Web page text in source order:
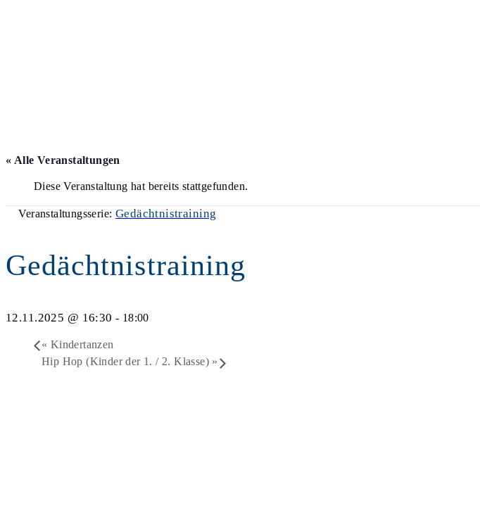
« Alle Veranstaltungen
Diese Veranstaltung hat bereits stattgefunden.
Veranstaltungsserie: Gedächtnistraining
Gedächtnistraining
12.11.2025 @ 16:30 - 18:00
« Kindertanzen
Hip Hop (Kinder der 1. / 2. Klasse) »